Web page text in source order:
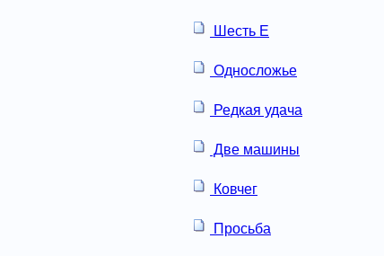
Шесть Е
Односложье
Редкая удача
Две машины
Ковчег
Просьба